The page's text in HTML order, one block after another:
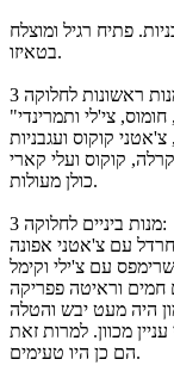
פתיח רגיל ומוצלח
בטאיזו.
כולן מעולות.
3 מנות ביניים לחלוקה:
היה מעט יבש והטלה
מכוון. למרות זאת
הם כן היו טעימים.